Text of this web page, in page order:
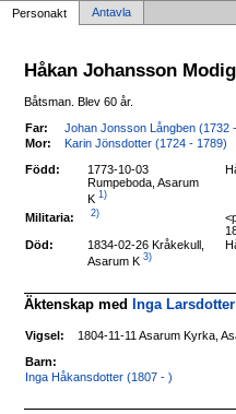
Personakt Antavla
Håkan Johansson Modig
Båtsman. Blev 60 år.
Far:
Johan Jonsson Långben (1732
Mor:
Karin Jönsdotter (1724 - 1789)
Född:
1773-10-03
Rumpeboda, Asarum
K 1)
Militaria: 2)
Död:
1834-02-26 Kråkekull,
Asarum K 3)
Äktenskap medInga Larsdotter
Vigsel: 1804-11-11 Asarum Kyrka,
Barn:
Inga Håkansdotter (1807 - )